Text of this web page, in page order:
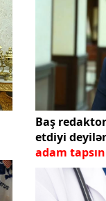
Baş
etdiyi
adam